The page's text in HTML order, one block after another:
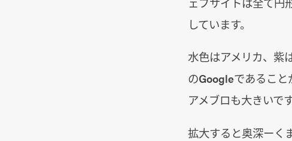
しています。
水色はアメリカ、紫
のGoogleであること
アメブロも大きいで
拡大すると奥深ーく